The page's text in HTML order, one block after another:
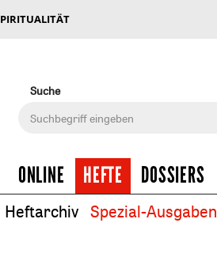
Suche
ONLINE HEFTE DOSSIERS
Heftarchiv Spezial-Ausgaben